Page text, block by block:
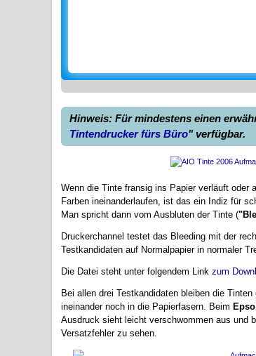
Hinweis: Für mindestens einen
Tintendrucker fürs Büro" verfügbar.
Wenn die Tinte fransig ins Papier verläuft oder
Farben ineinanderlaufen, ist das ein Indiz für
Man spricht dann vom Ausbluten der Tinte (
Druckerchannel testet das Bleeding mit der
Testkandidaten auf Normalpapier in normaler
Die Datei steht unter folgendem Link zum
Bei allen drei Testkandidaten bleiben die
ineinander noch in die Papierfasern. Beim
Ausdruck sieht leicht verschwommen aus und
Versatzfehler zu sehen.